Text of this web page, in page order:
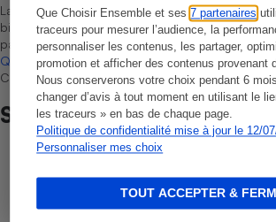
Que Choisir Ensemble et ses7 partenaires
traceurs pour mesurer l’audience, la
personnaliser les contenus, les partager,
promotion et afficher des contenus provenant
Nous conserverons votre choix pendant 6
changer d’avis à tout moment en utilisant le
les traceurs » en bas de chaque page.
Politique de confidentialité mise à jour le 12/
Personnaliser mes choix
TOUT ACCEPTER &
La sélection de produits ou services est
bien que non-exhaustive. À l’exception des
par Bureau Veritas Certification conformément
Que Choisir, il n’existe aucune relation
Choisir Ensemble et les professionnels
Sur le même sujet
Sèche-linge - Le